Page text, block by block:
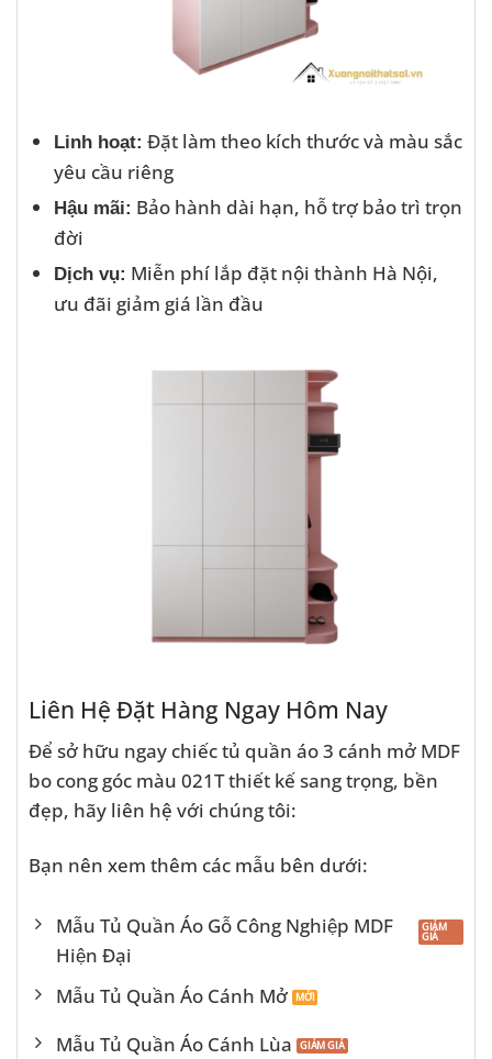
Linh hoạt: Đặt làm theo kích thước và màu sắc
yêu cầu riêng
Hậu mãi: Bảo hành dài hạn, hỗ trợ bảo trì trọn
đời
Dịch vụ: Miễn phí lắp đặt nội thành Hà Nội,
ưu đãi giảm giá lần đầu
Liên Hệ Đặt Hàng Ngay Hôm Nay
Để sở hữu ngay chiếc tủ quần áo 3 cánh mở MDF
bo cong góc màu 021T thiết kế sang trọng, bền
đẹp, hãy liên hệ với chúng tôi:
Bạn nên xem thêm các mẫu bên dưới:
Mẫu Tủ Quần Áo Gỗ Công Nghiệp MDF
Hiện Đại
Mẫu Tủ Quần Áo Cánh Mở
Mẫu Tủ Quần Áo Cánh Lùa